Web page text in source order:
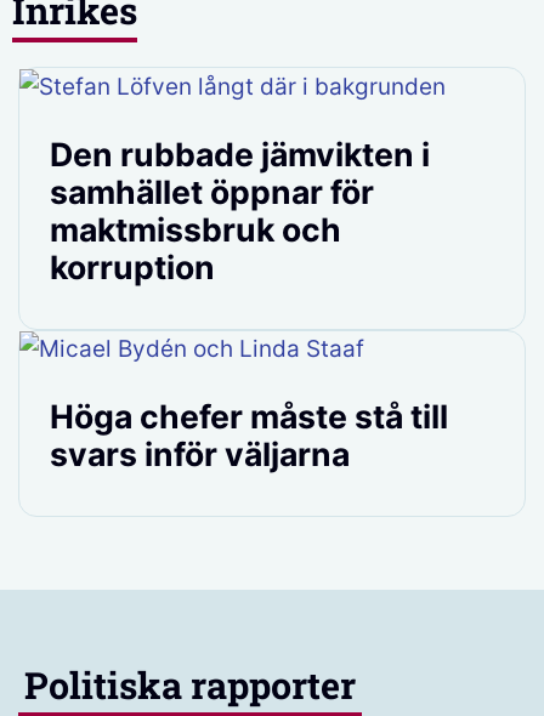
Den rubbade jämvikten i
samhället öppnar för
maktmissbruk och
korruption
Höga chefer måste stå till
svars inför väljarna
Politiska rapporter